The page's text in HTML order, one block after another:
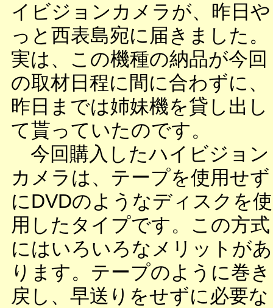
イビジョンカメラが、昨日や
っと西表島宛に届きました。
実は、この機種の納品が今回
の取材日程に間に合わずに、
昨日までは姉妹機を貸し出し
て貰っていたのです。
今回購入したハイビジョン
カメラは、テープを使用せず
にDVDのようなディスクを使
用したタイプです。この方式
にはいろいろなメリットがあ
ります。テープのように巻き
戻し、早送りをせずに必要な